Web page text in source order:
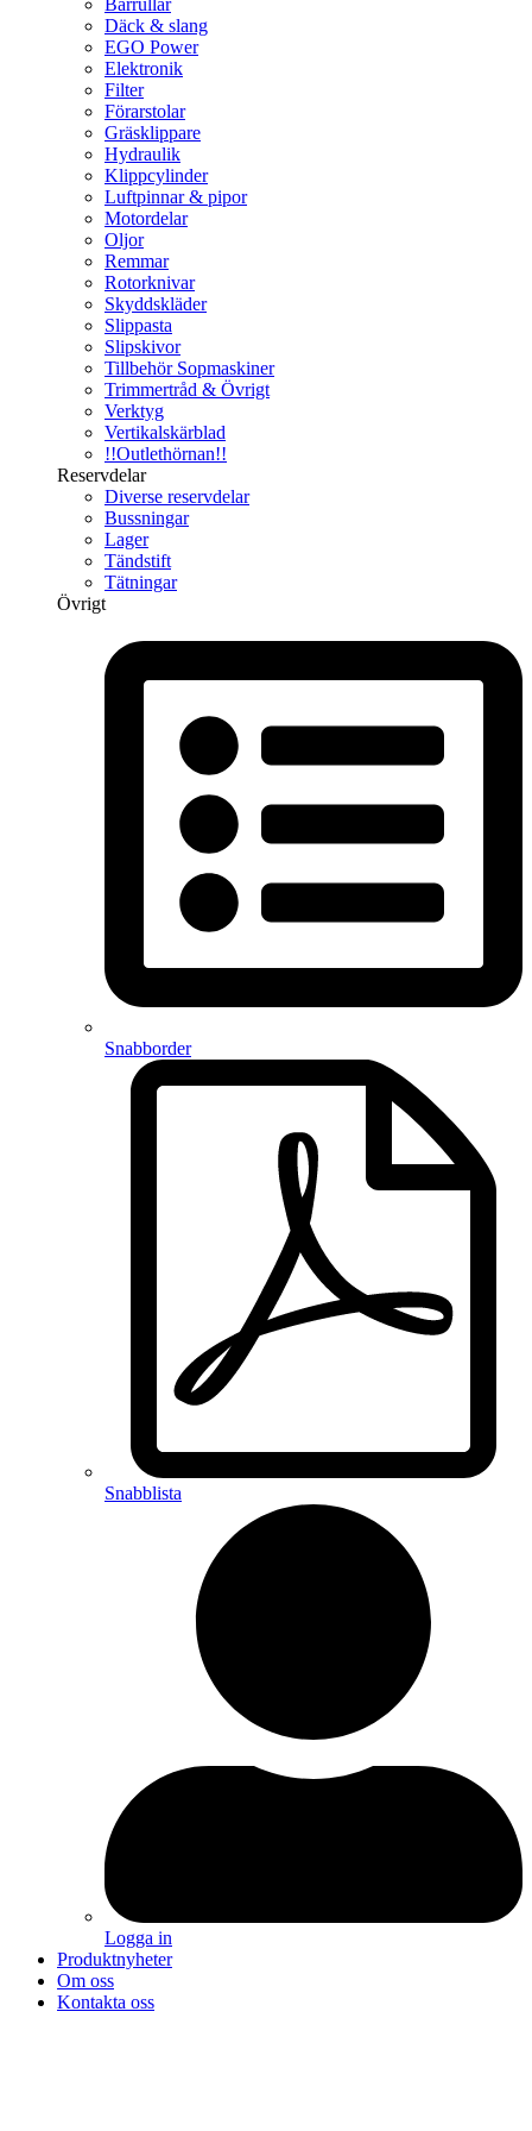
Bärrullar
Däck & slang
EGO Power
Elektronik
Filter
Förarstolar
Gräsklippare
Hydraulik
Klippcylinder
Luftpinnar & pipor
Motordelar
Oljor
Remmar
Rotorknivar
Skyddskläder
Slippasta
Slipskivor
Tillbehör Sopmaskiner
Trimmertråd & Övrigt
Verktyg
Vertikalskärblad
!!Outlethörnan!!
Reservdelar
Diverse reservdelar
Bussningar
Lager
Tändstift
Tätningar
Övrigt
Snabborder
Snabblista
Logga in
Produktnyheter
Om oss
Kontakta oss